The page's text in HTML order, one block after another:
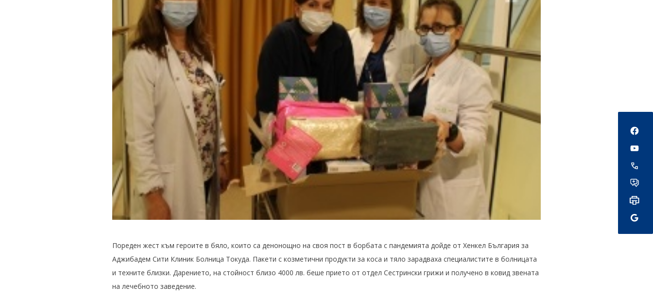
Пореден жест към героите в бяло, които са денонощно на своя пост в борбата с пандемията дойде от Хенкел България за
Аджибадем Сити Клиник Болница Токуда. Пакети с козметични продукти за коса и тяло зарадваха специалистите в болницата
и техните близки. Дарението, на стойност близо 4000 лв. беше прието от отдел Сестрински грижи и получено в ковид звената
на лечебното заведение.